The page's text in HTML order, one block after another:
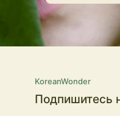
KoreanWonder
Подпишитесь